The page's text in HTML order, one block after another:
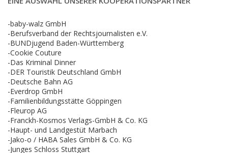
-baby-walz GmbH
-Berufsverband der Rechtsjournalisten e.V.
-BUNDjugend Baden-Württemberg
-Cookie Couture
-Das Kriminal Dinner
-DER Touristik Deutschland GmbH
-Deutsche Bahn AG
-Everdrop GmbH
-Familienbildungsstätte Göppingen
-Fleurop AG
-Franckh-Kosmos Verlags-GmbH & Co. KG
-Haupt- und Landgestüt Marbach
-Jako-o / HABA Sales GmbH & Co. KG
-Junges Schloss Stuttgart